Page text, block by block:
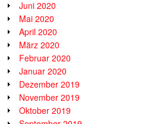
Juni 2020
Mai 2020
April 2020
März 2020
Februar 2020
Januar 2020
Dezember 2019
November 2019
Oktober 2019